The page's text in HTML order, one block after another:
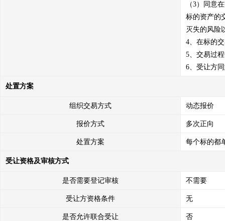
（3）同意
标的资产的
灭失的风险
4、在标的
5、交易过
6、受让方
处置方案
组织交易方式 动态报价
报价方式 多次正向
处置方案 每个标的都
受让资格及审核方式
是否需要登记审核 不需要
受让方资格条件 无
是否允许联合受让 否